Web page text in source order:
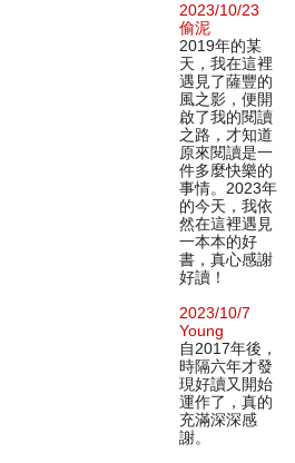
2023/10/23
偷泥
2019年的某
天，我在這裡
遇見了薩豐的
風之影，便開
啟了我的閱讀
之路，才知道
原來閱讀是一
件多麼快樂的
事情。2023年
的今天，我依
然在這裡遇見
一本本的好
書，真心感謝
好讀！
2023/10/7
Young
自2017年後，
時隔六年才發
現好讀又開始
運作了，真的
充滿深深感
謝。